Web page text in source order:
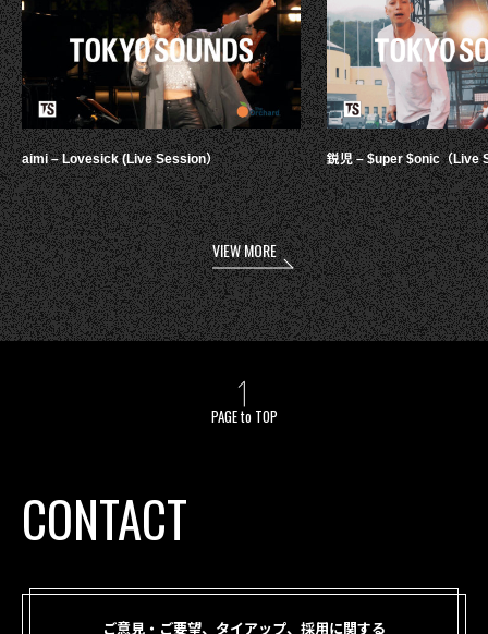
aimi – Lovesick (Live Session） 鋭児 – $uper $onic（Live
VIEW MORE
PAGE to TOP
CONTACT
ご意見・ご要望、タイアップ、採用に関する